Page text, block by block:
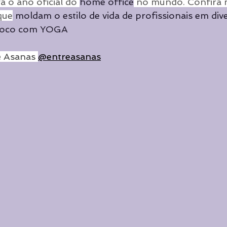
Cursos de Yoga Cursos de Yoga Curadoria
principal
moldam o estilo de vida de profissionais em
com YOGA
Asanas @entreasanas